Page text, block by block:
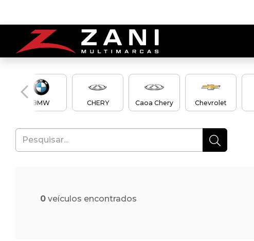
BMW CHERY Caoa Chery Chevrolet
0 veículos encontrados